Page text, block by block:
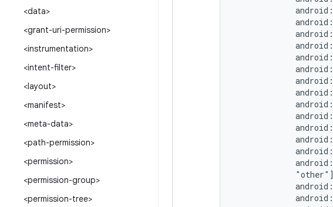
<data>
<grant-uri-permission>
<instrumentation>
<intent-filter>
<layout>
<manifest>
<meta-data>
<path-permission>
<permission>
<permission-group>
<permission-tree>
android:
android:
android:
android:
android:
android:
android:
android:
android:
android:
android:
android:
android:
android:
android:
android: